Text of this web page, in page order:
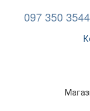
097 350 3544